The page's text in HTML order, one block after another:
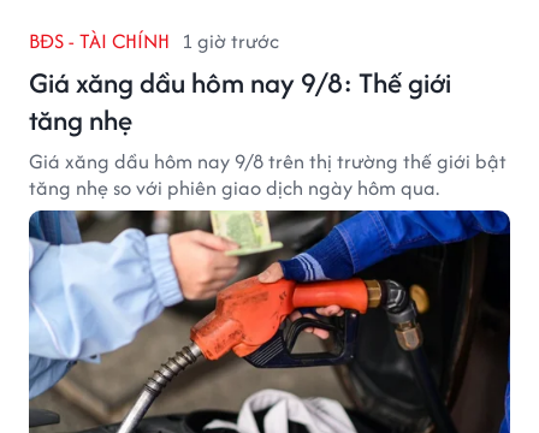
BĐS - TÀI CHÍNH 1 giờ trước
Giá xăng dầu hôm nay 9/8: Thế giới
tăng nhẹ
Giá xăng dầu hôm nay 9/8 trên thị trường thế giới bật
tăng nhẹ so với phiên giao dịch ngày hôm qua.